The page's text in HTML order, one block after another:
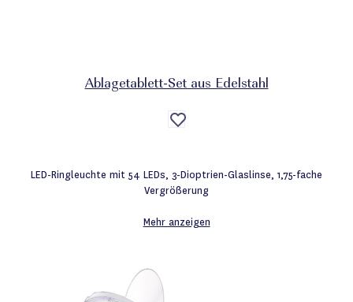
Ablagetablett-Set aus Edelstahl
Auf
die
LED-Ringleuchte mit 54 LEDs, 3-Dioptrien-Glaslinse, 1,75-fache
Vergrößerung
Mehr anzeigen